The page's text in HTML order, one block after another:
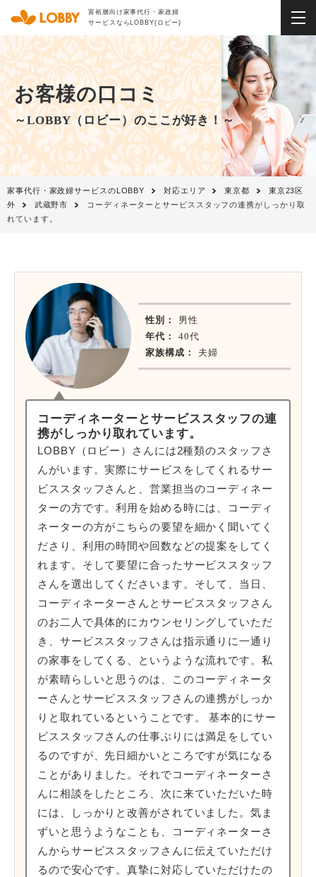
富裕層向け家事代行・家政婦
サービスならLOBBY(ロビー)
お客様の口コミ
～LOBBY（ロビー）のここが好き！～
家事代行・家政婦サービスのLOBBY 対応エリア 東京都
東京23区
外
武蔵野市
コーディネーターとサービススタッフの連携がしっかり取
れています。
性別：
男性
年代：
40代
家族構成：
夫婦
コーディネーターとサービススタッフの連
携がしっかり取れています。
LOBBY（ロビー）さんには2種類のスタッフさ
んがいます。実際にサービスをしてくれるサー
ビススタッフさんと、営業担当のコーディネー
ターの方です。利用を始める時には、コーディ
ネーターの方がこちらの要望を細かく聞いてく
ださり、利用の時間や回数などの提案をしてく
れます。そして要望に合ったサービススタッフ
さんを選出してくださいます。そして、当日、
コーディネーターさんとサービススタッフさん
のお二人で具体的にカウンセリングしていただ
き、サービススタッフさんは指示通りに一通り
の家事をしてくる、というような流れです。私
が素晴らしいと思うのは、このコーディネータ
ーさんとサービススタッフさんの連携がしっか
りと取れているということです。 基本的にサー
ビススタッフさんの仕事ぶりには満足をしてい
るのですが、先日細かいところですが気になる
ことがありました。それでコーディネーターさ
んに相談をしたところ、次に来ていただいた時
には、しっかりと改善がされていました。気ま
ずいと思うようなことも、コーディネーターさ
んからサービススタッフさんに伝えていただけ
るので安心です。真摯に対応していただけたの